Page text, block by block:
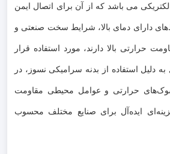
می باشد که از آن برای اتصال ایمن
دارای دمای بالا، شرایط سخت صنعتی و
حرارتی بالا دارند، مورد استفاده قرار
به دلیل استفاده از بدنه سرامیکی نسوز، در
حرارتی و عوامل محیطی مقاومت
ایده‌آل برای صنایع مختلف محسوب